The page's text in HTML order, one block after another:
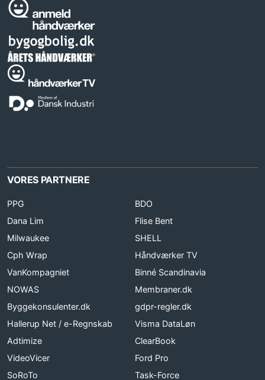
VORES PARTNERE
PPG
BDO
Dana Lim
Flise Bent
Milwaukee
SHELL
Cph Wrap
Håndværker TV
VanKompagniet
Binné Scandinavia
NOWAS
Membraner.dk
Byggekonsulenter.dk
gdpr-regler.dk
Hallerup Net / e-Regnskab
Visma DataLøn
Adtimize
ClearBook
VideoVicer
Ford Pro
SoRoTo
Task-Force